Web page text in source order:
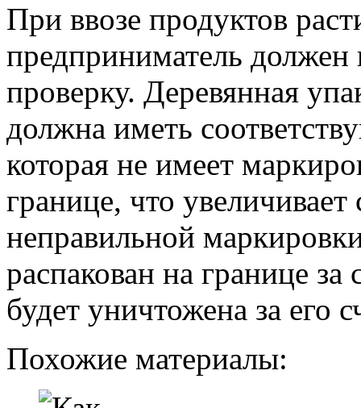
При ввозе продуктов
предприниматель
проверку. Деревянная
должна иметь
которая не имеет
границе, что
неправильной
распакован на границе за
будет уничтожена за его
Похожие материалы: